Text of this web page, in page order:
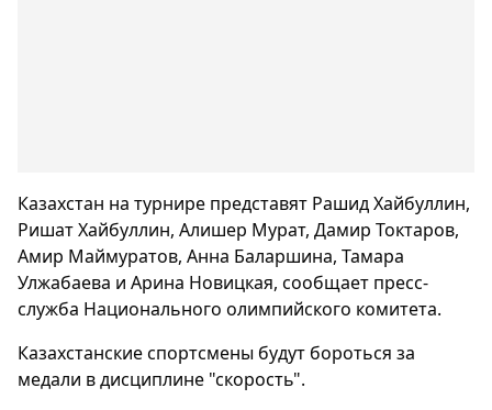
Казахстан на турнире представят Рашид Хайбуллин,
Ришат Хайбуллин, Алишер Мурат, Дамир Токтаров,
Амир Маймуратов, Анна Баларшина, Тамара
Улжабаева и Арина Новицкая, сообщает пресс-
служба Национального олимпийского комитета.
Казахстанские спортсмены будут бороться за
медали в дисциплине "скорость".